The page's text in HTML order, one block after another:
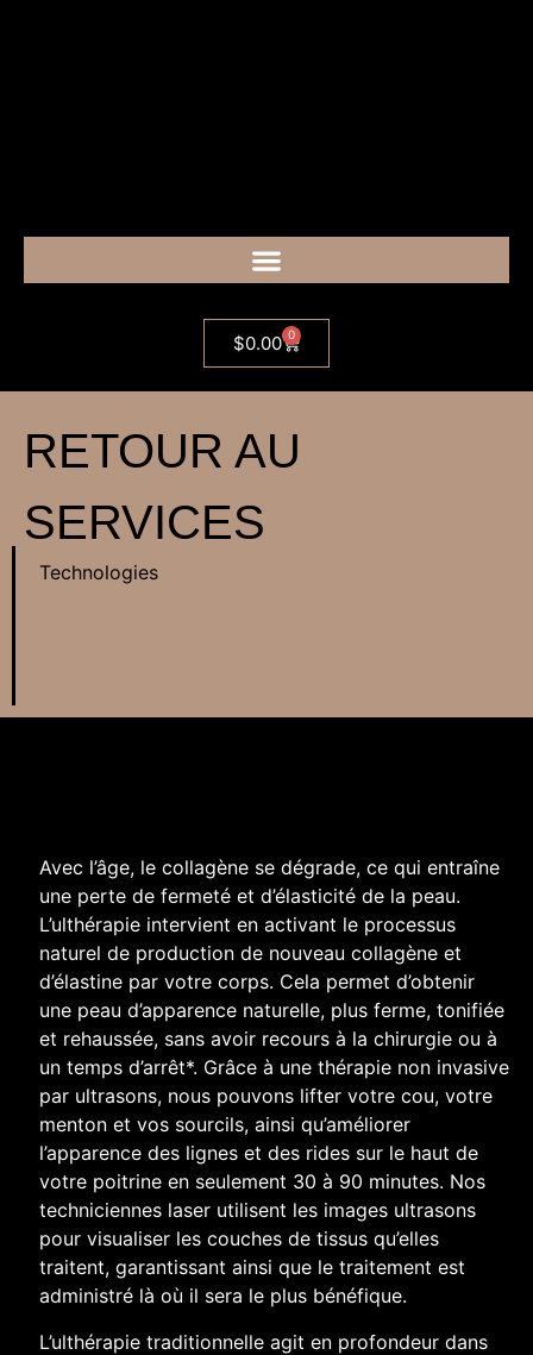
$0.00 0
RETOUR AU
SERVICES
Technologies
Avec l’âge, le collagène se dégrade, ce qui entraîne
une perte de fermeté et d’élasticité de la peau.
L’ulthérapie intervient en activant le processus
naturel de production de nouveau collagène et
d’élastine par votre corps. Cela permet d’obtenir
une peau d’apparence naturelle, plus ferme, tonifiée
et rehaussée, sans avoir recours à la chirurgie ou à
un temps d’arrêt*. Grâce à une thérapie non invasive
par ultrasons, nous pouvons lifter votre cou, votre
menton et vos sourcils, ainsi qu’améliorer
l’apparence des lignes et des rides sur le haut de
votre poitrine en seulement 30 à 90 minutes. Nos
techniciennes laser utilisent les images ultrasons
pour visualiser les couches de tissus qu’elles
traitent, garantissant ainsi que le traitement est
administré là où il sera le plus bénéfique.
L’ulthérapie traditionnelle agit en profondeur dans